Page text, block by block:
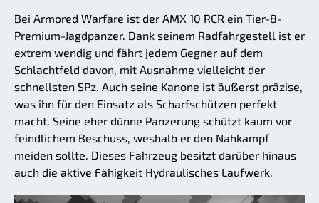
Bei Armored Warfare ist der AMX 10 RCR ein Tier-8-
Premium-Jagdpanzer. Dank seinem Radfahrgestell ist er
extrem wendig und fährt jedem Gegner auf dem
Schlachtfeld davon, mit Ausnahme vielleicht der
schnellsten SPz. Auch seine Kanone ist äußerst präzise,
was ihn für den Einsatz als Scharfschützen perfekt
macht. Seine eher dünne Panzerung schützt kaum vor
feindlichem Beschuss, weshalb er den Nahkampf
meiden sollte. Dieses Fahrzeug besitzt darüber hinaus
auch die aktive Fähigkeit Hydraulisches Laufwerk.